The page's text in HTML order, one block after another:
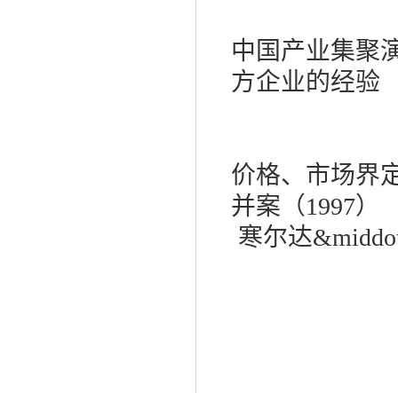
中国产业集聚
方企业的经验
价格、市场界
并案（1997）
寒尔达